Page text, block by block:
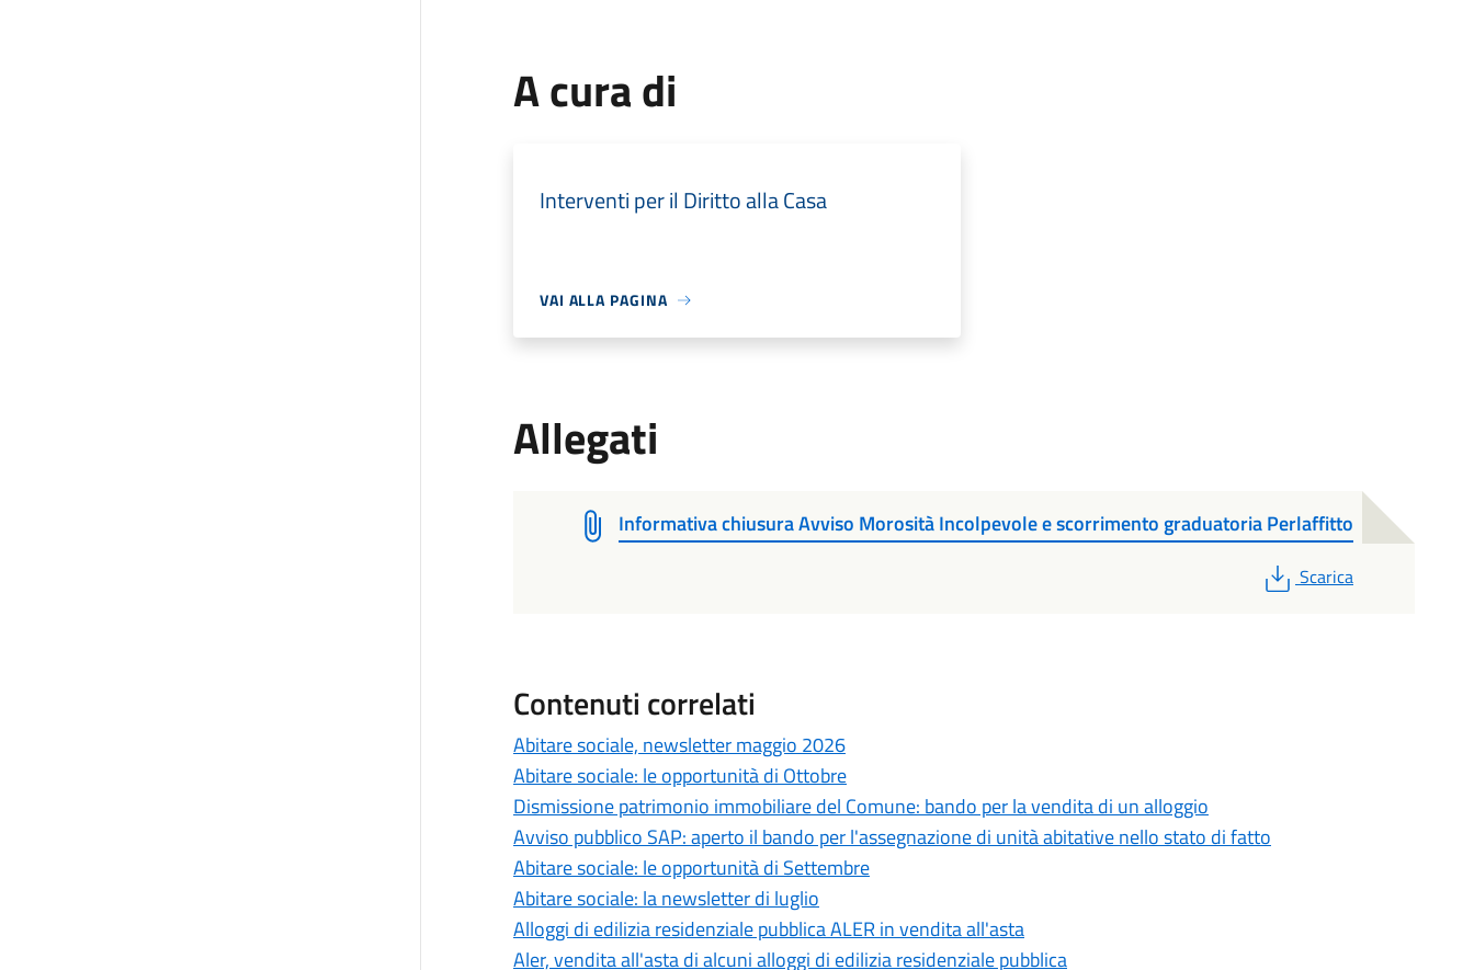
A cura di
Interventi per il Diritto alla Casa
VAI ALLA PAGINA
Allegati
Informativa chiusura Avviso Morosità Incolpevole e scorrimento graduatoria Perlaffitto
PDF
Scarica
Contenuti correlati
Abitare sociale, newsletter maggio 2026
Abitare sociale: le opportunità di Ottobre
Dismissione patrimonio immobiliare del Comune: bando per la vendita di un alloggio
Avviso pubblico SAP: aperto il bando per l'assegnazione di unità abitative nello stato di fatto
Abitare sociale: le opportunità di Settembre
Abitare sociale: la newsletter di luglio
Alloggi di edilizia residenziale pubblica ALER in vendita all'asta
Aler, vendita all'asta di alcuni alloggi di edilizia residenziale pubblica